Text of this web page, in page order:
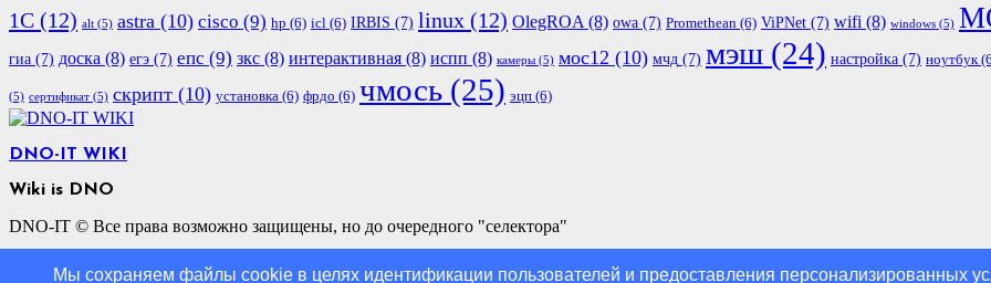
1С (12) alt (5) astra (10) cisco (9) hp (6) icl (6) IRBIS (7) linux (12) OlegROA (8) owa (7) Promethean (6) ViPNet (7) wifi (8) windows (5)
гиа (7) доска (8) егэ (7) епс (9) зкс (8) интерактивная (8) испп (8) камеры (5) мос12 (10) мчд (7) мэш (24) настройка (7) ноутбук
(5) сертификат (5) скрипт (10) установка (6) фрдо (6) чмось (25) эцп (6)
DNO-IT WIKI
Wiki is DNO
DNO-IT © Все права возможно защищены, но до очередного "селектора"
О сайте
Мы cохраняем файлы cookie в целях идентификации пользователей и предоставления персонализированных